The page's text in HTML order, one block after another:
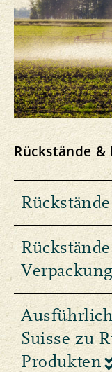
Rückstände
Suisse zu
Produkten